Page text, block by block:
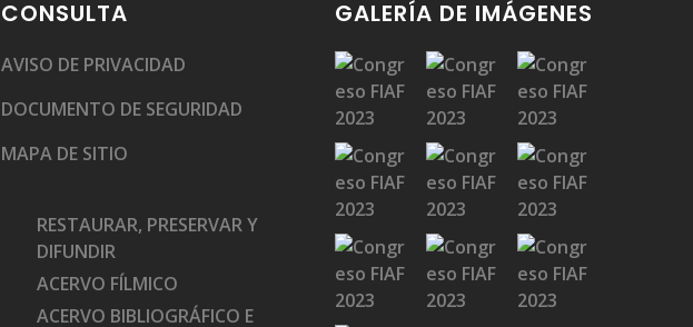
CONSULTA
AVISO DE PRIVACIDAD
DOCUMENTO DE SEGURIDAD
MAPA DE SITIO
RESTAURAR, PRESERVAR Y
DIFUNDIR
ACERVO FÍLMICO
ACERVO BIBLIOGRÁFICO E
GALERÍA DE IMÁGENES